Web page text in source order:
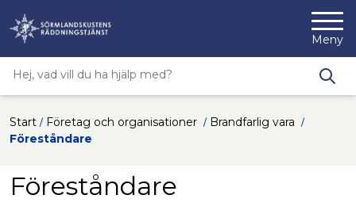
Hoppa till innehåll
Nyköpings kommuns Meny
Sökfras
Start Företag och organisationer
Brandfarlig vara
Föreståndare
Föreståndare